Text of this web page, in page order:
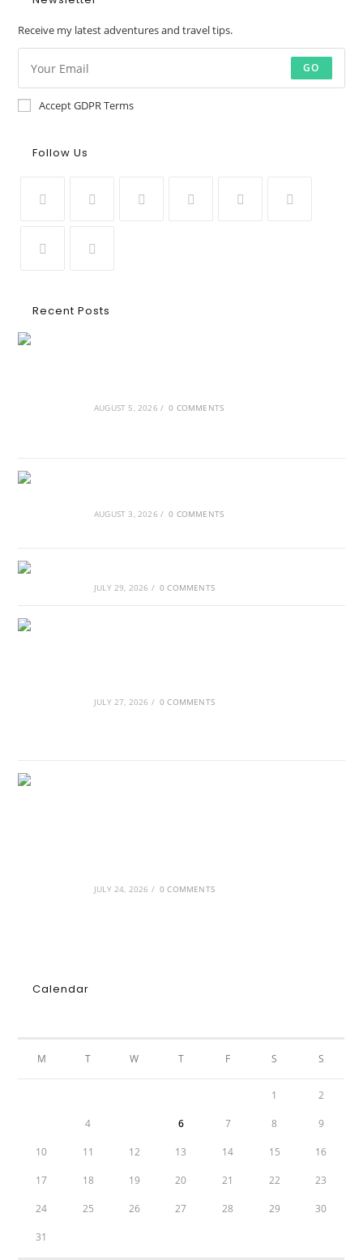
Receive my latest adventures and travel tips.
GO
Accept GDPR Terms
Follow Us
Recent Posts
AUGUST 5, 2026 / 0 COMMENTS
AUGUST 3, 2026 / 0 COMMENTS
JULY 29, 2026 / 0 COMMENTS
JULY 27, 2026 / 0 COMMENTS
JULY 24, 2026 / 0 COMMENTS
Calendar
M T W T F S S
1 2
4 6 7 8 9
10 11 12 13 14 15 16
17 18 19 20 21 22 23
24 25 26 27 28 29 30
31